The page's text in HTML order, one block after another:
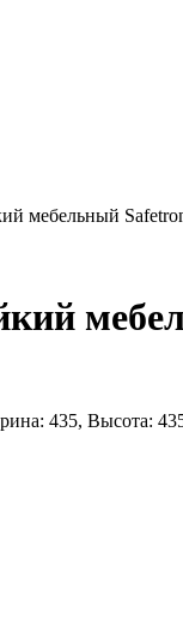
мебельный
435, Высота: